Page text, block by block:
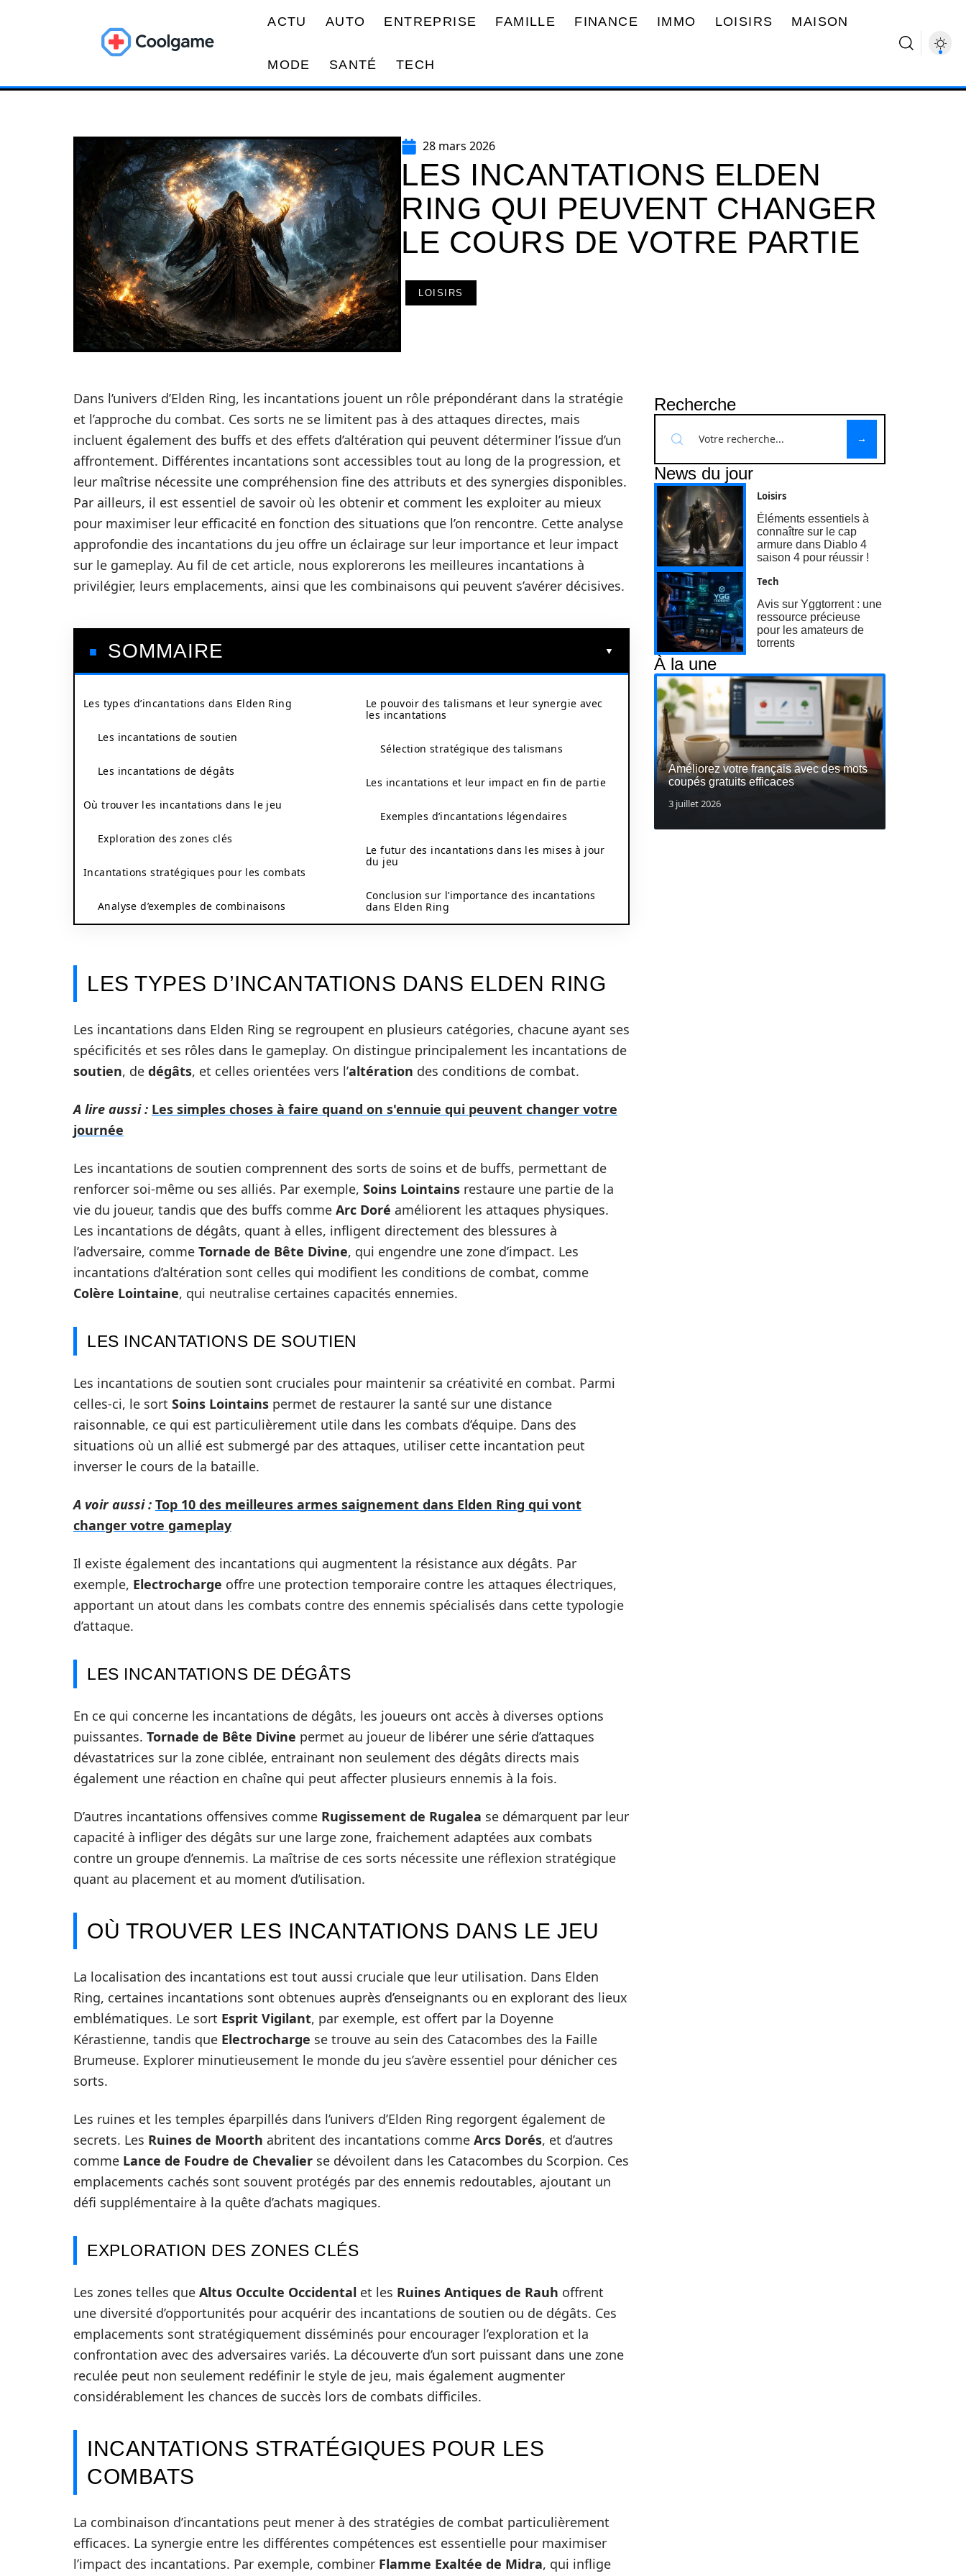
ACTU AUTO ENTREPRISE FAMILLE FINANCE IMMO LOISIRS MAISON
MODE SANTÉ TECH
28 mars 2026
LES INCANTATIONS ELDEN
RING QUI PEUVENT CHANGER
LE COURS DE VOTRE PARTIE
LOISIRS
Dans l’univers d’Elden Ring, les incantations jouent un rôle prépondérant dans la stratégie
et l’approche du combat. Ces sorts ne se limitent pas à des attaques directes, mais
incluent également des buffs et des effets d’altération qui peuvent déterminer l’issue d’un
affrontement. Différentes incantations sont accessibles tout au long de la progression, et
leur maîtrise nécessite une compréhension fine des attributs et des synergies disponibles.
Par ailleurs, il est essentiel de savoir où les obtenir et comment les exploiter au mieux
pour maximiser leur efficacité en fonction des situations que l’on rencontre. Cette analyse
approfondie des incantations du jeu offre un éclairage sur leur importance et leur impact
sur le gameplay. Au fil de cet article, nous explorerons les meilleures incantations à
privilégier, leurs emplacements, ainsi que les combinaisons qui peuvent s’avérer décisives.
SOMMAIRE
Les types d’incantations dans Elden Ring
Les incantations de soutien
Les incantations de dégâts
Où trouver les incantations dans le jeu
Exploration des zones clés
Incantations stratégiques pour les combats
Analyse d’exemples de combinaisons
Le pouvoir des talismans et leur synergie avec
les incantations
Sélection stratégique des talismans
Les incantations et leur impact en fin de partie
Exemples d’incantations légendaires
Le futur des incantations dans les mises à jour
du jeu
Conclusion sur l’importance des incantations
dans Elden Ring
LES TYPES D’INCANTATIONS DANS ELDEN RING
Les incantations dans Elden Ring se regroupent en plusieurs catégories, chacune ayant ses
spécificités et ses rôles dans le gameplay. On distingue principalement les incantations de
soutien, de dégâts, et celles orientées vers l’altération des conditions de combat.
A lire aussi : Les simples choses à faire quand on s'ennuie qui peuvent changer votre
journée
Les incantations de soutien comprennent des sorts de soins et de buffs, permettant de
renforcer soi-même ou ses alliés. Par exemple, Soins Lointains restaure une partie de la
vie du joueur, tandis que des buffs comme Arc Doré améliorent les attaques physiques.
Les incantations de dégâts, quant à elles, infligent directement des blessures à
l’adversaire, comme Tornade de Bête Divine, qui engendre une zone d’impact. Les
incantations d’altération sont celles qui modifient les conditions de combat, comme
Colère Lointaine, qui neutralise certaines capacités ennemies.
LES INCANTATIONS DE SOUTIEN
Les incantations de soutien sont cruciales pour maintenir sa créativité en combat. Parmi
celles-ci, le sort Soins Lointains permet de restaurer la santé sur une distance
raisonnable, ce qui est particulièrement utile dans les combats d’équipe. Dans des
situations où un allié est submergé par des attaques, utiliser cette incantation peut
inverser le cours de la bataille.
A voir aussi : Top 10 des meilleures armes saignement dans Elden Ring qui vont
changer votre gameplay
Il existe également des incantations qui augmentent la résistance aux dégâts. Par
exemple, Electrocharge offre une protection temporaire contre les attaques électriques,
apportant un atout dans les combats contre des ennemis spécialisés dans cette typologie
d’attaque.
LES INCANTATIONS DE DÉGÂTS
En ce qui concerne les incantations de dégâts, les joueurs ont accès à diverses options
puissantes. Tornade de Bête Divine permet au joueur de libérer une série d’attaques
dévastatrices sur la zone ciblée, entrainant non seulement des dégâts directs mais
également une réaction en chaîne qui peut affecter plusieurs ennemis à la fois.
D’autres incantations offensives comme Rugissement de Rugalea se démarquent par leur
capacité à infliger des dégâts sur une large zone, fraichement adaptées aux combats
contre un groupe d’ennemis. La maîtrise de ces sorts nécessite une réflexion stratégique
quant au placement et au moment d’utilisation.
OÙ TROUVER LES INCANTATIONS DANS LE JEU
La localisation des incantations est tout aussi cruciale que leur utilisation. Dans Elden
Ring, certaines incantations sont obtenues auprès d’enseignants ou en explorant des lieux
emblématiques. Le sort Esprit Vigilant, par exemple, est offert par la Doyenne
Kérastienne, tandis que Electrocharge se trouve au sein des Catacombes des la Faille
Brumeuse. Explorer minutieusement le monde du jeu s’avère essentiel pour dénicher ces
sorts.
Les ruines et les temples éparpillés dans l’univers d’Elden Ring regorgent également de
secrets. Les Ruines de Moorth abritent des incantations comme Arcs Dorés, et d’autres
comme Lance de Foudre de Chevalier se dévoilent dans les Catacombes du Scorpion. Ces
emplacements cachés sont souvent protégés par des ennemis redoutables, ajoutant un
défi supplémentaire à la quête d’achats magiques.
EXPLORATION DES ZONES CLÉS
Les zones telles que Altus Occulte Occidental et les Ruines Antiques de Rauh offrent
une diversité d’opportunités pour acquérir des incantations de soutien ou de dégâts. Ces
emplacements sont stratégiquement disséminés pour encourager l’exploration et la
confrontation avec des adversaires variés. La découverte d’un sort puissant dans une zone
reculée peut non seulement redéfinir le style de jeu, mais également augmenter
considérablement les chances de succès lors de combats difficiles.
INCANTATIONS STRATÉGIQUES POUR LES
COMBATS
La combinaison d’incantations peut mener à des stratégies de combat particulièrement
efficaces. La synergie entre les différentes compétences est essentielle pour maximiser
l’impact des incantations. Par exemple, combiner Flamme Exaltée de Midra, qui inflige
Recherche
News du jour
Loisirs
Éléments essentiels à
connaître sur le cap
armure dans Diablo 4
saison 4 pour réussir !
Tech
Avis sur Yggtorrent : une
ressource précieuse
pour les amateurs de
torrents
À la une
Améliorez votre français avec des mots
coupés gratuits efficaces
3 juillet 2026